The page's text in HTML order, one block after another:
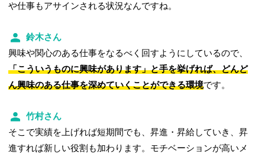
や仕事もアサインされる状況なんですね。
鈴木さん
興味や関心のある仕事をなるべく回すようにしているので、
「こういうものに興味があります」と手を挙げれば、どんど
ん興味のある仕事を深めていくことができる環境です。
竹村さん
そこで実績を上げれば短期間でも、昇進・昇給していき、昇
進すれば新しい役割も加わります。モチベーションが高いメ